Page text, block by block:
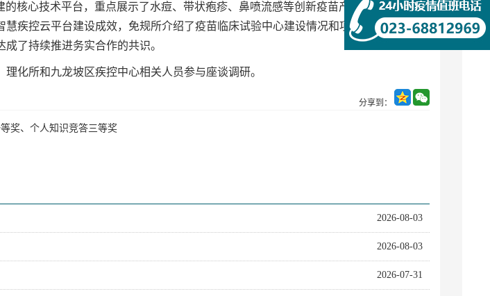
核心技术平台，重点展示了水痘、带状疱疹、鼻喷流感等创新疫苗产品及其临床研发
疾控云平台建设成效，免规所介绍了疫苗临床试验中心建设情况和项目布局。双方围
了持续推进务实合作的共识。
化所和九龙坡区疾控中心相关人员参与座谈调研。
分享到：
奖、个人知识竞答三等奖
2026-08-03
2026-08-03
2026-07-31